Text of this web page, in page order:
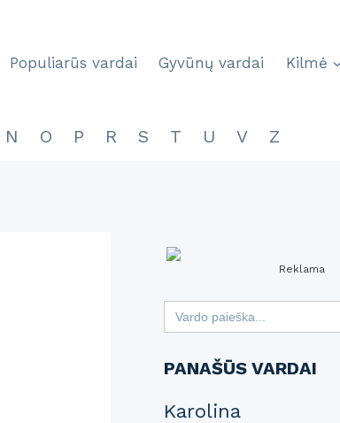
Populiarūs vardai Gyvūnų vardai Kilmė
N O P R S T U V Z
Reklama
Search
for:
PANAŠŪS VARDAI
Karolina